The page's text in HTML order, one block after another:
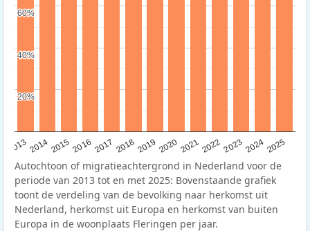
20132014201520162017 20182019 202020212022202320242025
20%
20%
40%
40%
60%
60%
Autochtoon of migratieachtergrond in Nederland voor de
periode van 2013 tot en met 2025: Bovenstaande grafiek
toont de verdeling van de bevolking naar herkomst uit
Nederland, herkomst uit Europa en herkomst van buiten
Europa in de woonplaats Fleringen per jaar.